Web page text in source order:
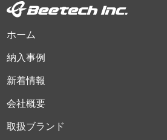
ホーム
納入事例
新着情報
会社概要
取扱ブランド